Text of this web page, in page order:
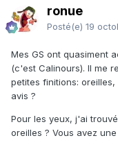
ronue
Posté(e) 19
Mes GS ont quasiment
(c'est Calinours). Il me
petites finitions:
avis ?
Pour les yeux, j'ai
oreilles ? Vous avez